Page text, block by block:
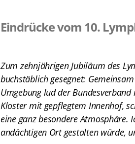
Eindrücke vom 10.
Zum zehnjährigen Jubiläum des
buchstäblich gesegnet:
Umgebung lud der
Kloster mit gepflegtem Innenhof,
eine ganz besondere Atmosphäre.
andächtigen Ort gestalten würde,